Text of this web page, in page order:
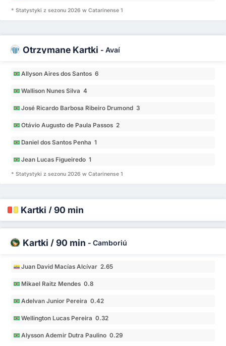
* Statystyki z sezonu 2026 w Catarinense 1
Otrzymane Kartki - Avaí
Allyson Aires dos Santos 6
Wallison Nunes Silva 4
José Ricardo Barbosa Ribeiro Drumond 3
Otávio Augusto de Paula Passos 2
Daniel dos Santos Penha 1
Jean Lucas Figueiredo 1
* Statystyki z sezonu 2026 w Catarinense 1
Kartki / 90 min
Kartki / 90 min - Camboriú
Juan David Macías Alcívar 2.65
Mikael Raitz Mendes 0.8
Adelvan Junior Pereira 0.42
Wellington Lucas Pereira 0.32
Alysson Ademir Dutra Paulino 0.29